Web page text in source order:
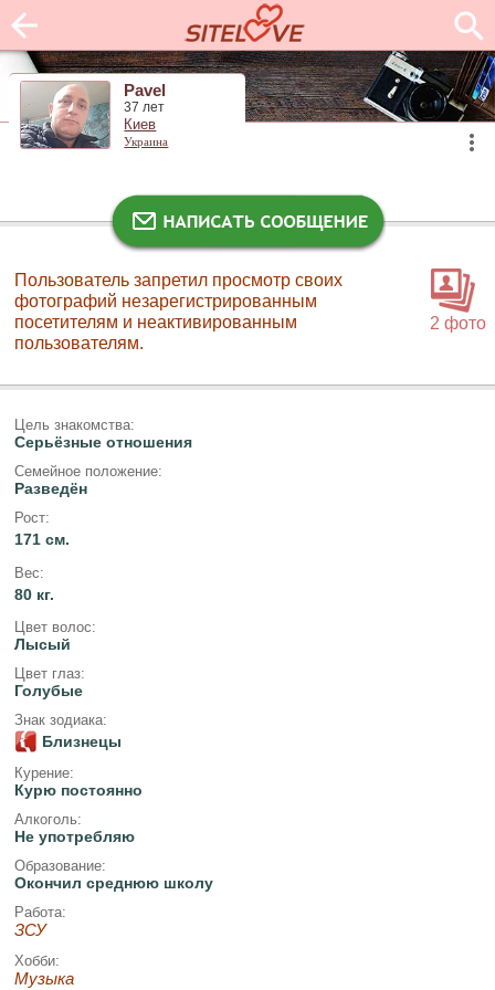
Pavel
37 лет
Киев
Украина
2 фото
Пользователь запретил просмотр своих
фотографий незарегистрированным
посетителям и неактивированным
пользователям.
Цель знакомства:
Серьёзные отношения
Семейное положение:
Разведён
Рост:
171 см.
Вес:
80 кг.
Цвет волос:
Лысый
Цвет глаз:
Голубые
Знак зодиака:
Близнецы
Курение:
Курю постоянно
Алкоголь:
Не употребляю
Образование:
Окончил среднюю школу
Работа:
ЗСУ
Хобби:
Музыка